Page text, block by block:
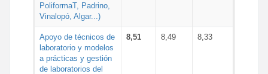
PoliformaT, Padrino,
Vinalopó, Algar...)
Apoyo de técnicos de
laboratorio y modelos
a prácticas y gestión
de laboratorios del
8,51 8,49 8,33